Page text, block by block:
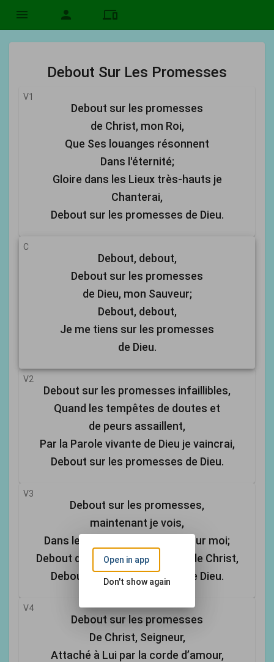
menu person devices
Debout Sur Les Promesses
V1
Debout sur les promesses
de Christ, mon Roi,
Que Ses louanges résonnent
Dans l'éternité;
Gloire dans les Lieux très-hauts je
Chanterai,
Debout sur les promesses de Dieu.
C
Debout, debout,
Debout sur les promesses
de Dieu, mon Sauveur;
Debout, debout,
Je me tiens sur les promesses
de Dieu.
V2
Debout sur les promesses infaillibles,
Quand les tempêtes de doutes et
de peurs assaillent,
Par la Parole vivante de Dieu je vaincrai,
Debout sur les promesses de Dieu.
V3
Debout sur les promesses,
maintenant je vois,
Dans le sang, la purification pour moi;
Debout dans la liberté qui vient de Christ,
Debout sur les promesses de Dieu.
V4
Debout sur les promesses
De Christ, Seigneur,
Attaché à Lui par la corde d’amour,
Open in app
Don't show again